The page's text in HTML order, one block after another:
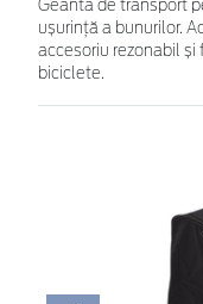
Geanta de transport
ușurință a bunurilor.
accesoriu rezonabil
biciclete.